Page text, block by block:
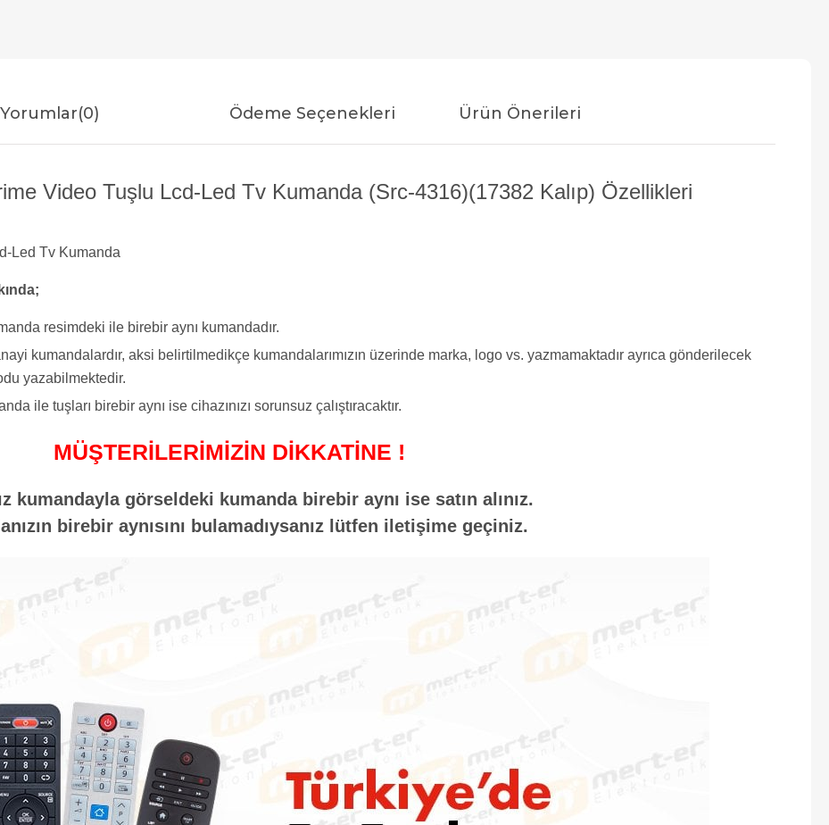
Yorumlar(0) Ödeme Seçenekleri Ürün Önerileri
Video Tuşlu Lcd-Led Tv Kumanda (Src-4316)(17382 Kalıp) Özellikleri
Led Tv Kumanda
resimdeki ile birebir aynı kumandadır.
kumandalardır, aksi belirtilmedikçe kumandalarımızın üzerinde marka, logo vs. yazmamaktadır ayrıca gönderilecek
yazabilmektedir.
ile tuşları birebir aynı ise cihazınızı sorunsuz çalıştıracaktır.
MÜŞTERİLERİMİZİN DİKKATİNE !
kumandayla görseldeki kumanda birebir aynı ise satın alınız.
birebir aynısını bulamadıysanız lütfen iletişime geçiniz.